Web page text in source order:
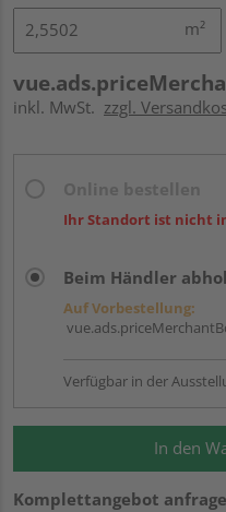
m²
inkl. MwSt. zzgl.
Ihr Standort ist nicht
Beim Händler
Auf Vorbestellung:
Verfügbar in der
In den
Komplettangebot